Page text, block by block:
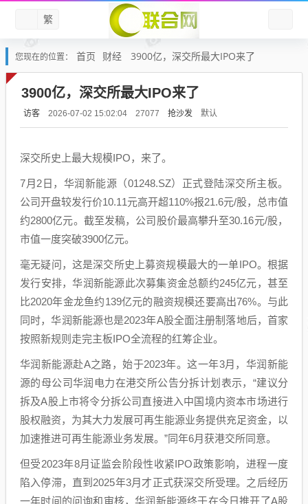
繁
您现在的位置： 首页 财经 3900亿，深交所最大IPO来了
3900亿，深交所最大IPO来了
访客 2026-07-02 15:02:04 27077 抢沙发 默认
深交所史上最大规模IPO，来了。
7月2日，华润新能源（01248.SZ）正式登陆深交所主板。
公司开盘较发行价10.11元高开超110%报21.6元/股，总市值
约2800亿元。截至发稿，公司股价最高攀升至30.16元/股，
市值一度突破3900亿元。
毫无疑问，这是深交所史上募资规模最大的一单IPO。根据
发行安排，华润新能源此次募集资金总额约245亿元，甚至
比2020年金龙鱼约139亿元的融资规模还要高出76%。与此
同时，华润新能源也是2023年A股全面注册制落地后，首家
按照新规则走完主板IPO全流程的红筹企业。
华润新能源赴A之路，始于2023年。这一年3月，华润新能
源的母公司华润电力在港交所公告分拆计划表示，“建议分
拆及A股上市将令分拆公司直接进入中国境内资本市场进行
股权融资，为其大力发展可再生能源业务提供充足资金，以
加速推进可再生能源业务发展。”同年6月获港交所同意。
但受2023年8月证监会阶段性收紧IPO政策影响，进程一度
陷入停滞，直到2025年3月才正式获深交所受理。之后经历
一年时间的问询和审核，华润新能源终于在今日推开了A股